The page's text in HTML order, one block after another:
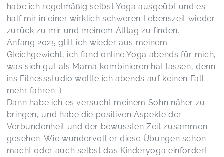
habe ich regelmäßig selbst Yoga ausgeübt und es
half mir in einer wirklich schweren Lebenszeit wieder
zurück zu mir und meinem Alltag zu finden.
Anfang 2025 glitt ich wieder aus meinem
Gleichgewicht, ich fand online Yoga abends für mich,
was sich gut als Mama kombinieren hat lassen, denn
ins Fitnessstudio wollte ich abends auf keinen Fall
mehr fahren :)
Dann habe ich es versucht meinem Sohn näher zu
bringen, und habe die positiven Aspekte der
Verbundenheit und der bewussten Zeit zusammen
gesehen. Wie wundervoll er diese Übungen schon
macht oder auch selbst das Kinderyoga einfordert